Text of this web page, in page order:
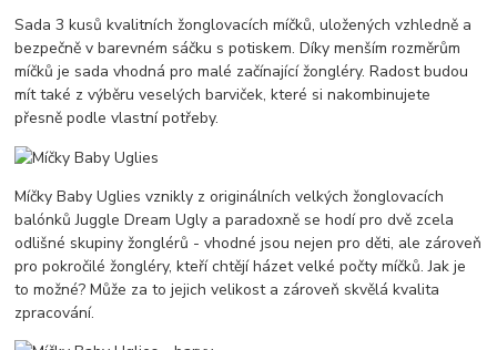
Sada 3 kusů kvalitních žonglovacích míčků, uložených vzhledně a
bezpečně v barevném sáčku s potiskem. Díky menším rozměrům
míčků je sada vhodná pro malé začínající žongléry. Radost budou
mít také z výběru veselých barviček, které si nakombinujete
přesně podle vlastní potřeby.
Míčky Baby Uglies vznikly z originálních velkých žonglovacích
balónků Juggle Dream Ugly a paradoxně se hodí pro dvě zcela
odlišné skupiny žonglérů - vhodné jsou nejen pro děti, ale zároveň
pro pokročilé žongléry, kteří chtějí házet velké počty míčků. Jak je
to možné? Může za to jejich velikost a zároveň skvělá kvalita
zpracování.